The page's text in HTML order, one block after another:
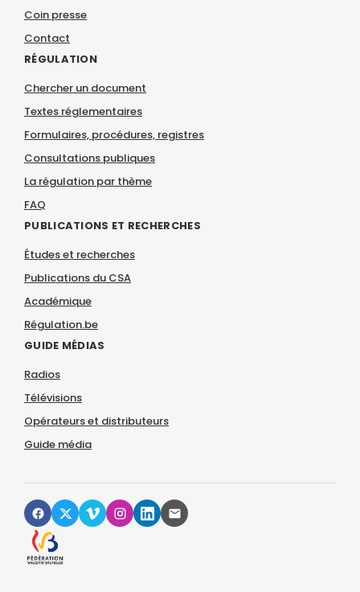
Coin presse
Contact
RÉGULATION
Chercher un document
Textes réglementaires
Formulaires, procédures, registres
Consultations publiques
La régulation par thème
FAQ
PUBLICATIONS ET RECHERCHES
Études et recherches
Publications du CSA
Académique
Régulation.be
GUIDE MÉDIAS
Radios
Télévisions
Opérateurs et distributeurs
Guide média